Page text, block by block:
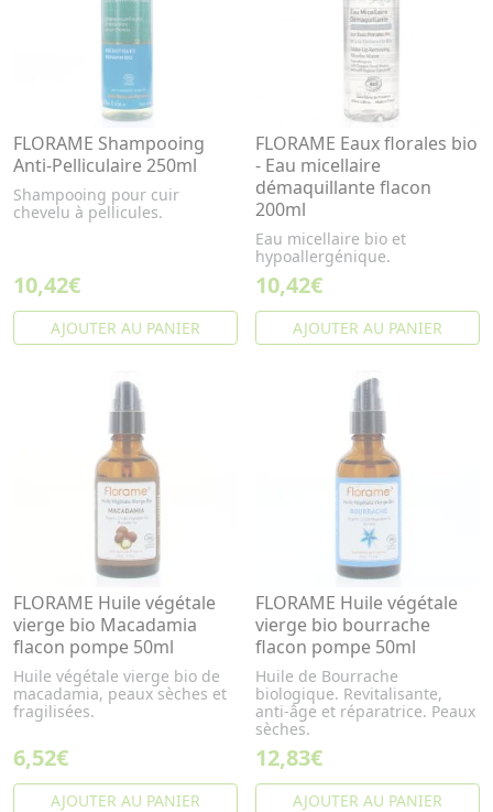
FLORAME Shampooing
Anti-Pelliculaire 250ml
Shampooing pour cuir
chevelu à pellicules.
10,42€
AJOUTER AU PANIER
FLORAME Eaux florales bio
- Eau micellaire
démaquillante flacon
200ml
Eau micellaire bio et
hypoallergénique.
10,42€
AJOUTER AU PANIER
FLORAME Huile végétale
vierge bio Macadamia
flacon pompe 50ml
Huile végétale vierge bio de
macadamia, peaux sèches et
fragilisées.
6,52€
AJOUTER AU PANIER
FLORAME Huile végétale
vierge bio bourrache
flacon pompe 50ml
Huile de Bourrache
biologique. Revitalisante,
anti-âge et réparatrice. Peaux
sèches.
12,83€
AJOUTER AU PANIER